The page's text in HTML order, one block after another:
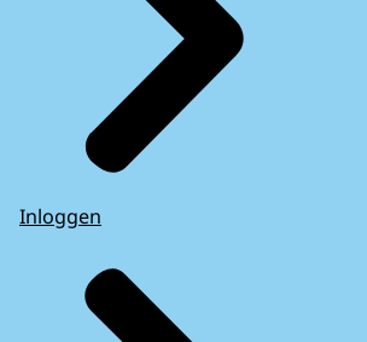
Inloggen